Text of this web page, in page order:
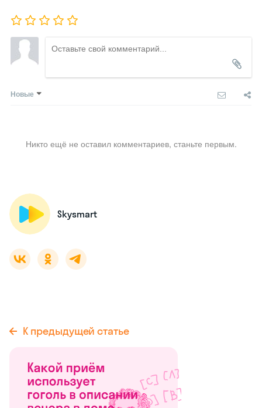
Новые
Никто ещё не оставил комментариев, станьте первым.
Skysmart
К предыдущей статье